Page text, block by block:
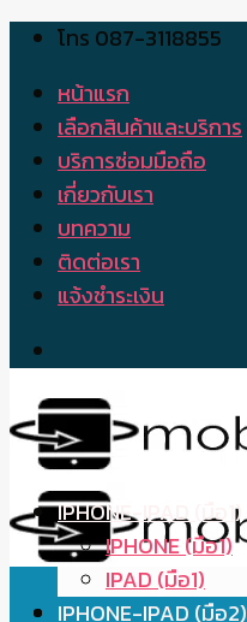
Skip
content
โทร 087-3118855
หน้าแรก
เลือกสินค้าและบริการ
บริการซ่อมมือถือ
เกี่ยวกับเรา
บทความ
ติดต่อเรา
แจ้งชำระเงิน
IPHONE-IPAD (มือ1)
IPHONE (มือ1)
IPAD (มือ1)
IPHONE-IPAD (มือ2)